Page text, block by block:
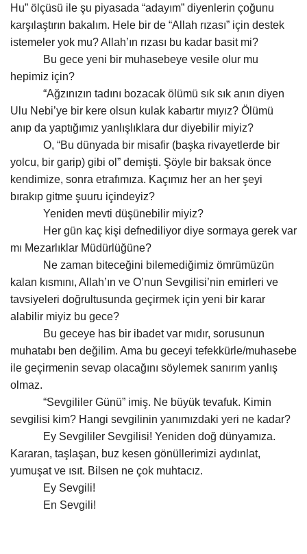
Hu” ölçüsü ile şu piyasada “adayım” diyenlerin çoğunu
karşılaştırın bakalım. Hele bir de “Allah rızası” için destek
istemeler yok mu? Allah’ın rızası bu kadar basit mi?
Bu gece yeni bir muhasebeye vesile olur mu
hepimiz için?
“Ağzınızın tadını bozacak ölümü sık sık anın diyen
Ulu Nebi’ye bir kere olsun kulak kabartır mıyız? Ölümü
anıp da yaptığımız yanlışlıklara dur diyebilir miyiz?
O, “Bu dünyada bir misafir (başka rivayetlerde bir
yolcu, bir garip) gibi ol” demişti. Şöyle bir baksak önce
kendimize, sonra etrafımıza. Kaçımız her an her şeyi
bırakıp gitme şuuru içindeyiz?
Yeniden mevti düşünebilir miyiz?
Her gün kaç kişi defnediliyor diye sormaya gerek var
mı Mezarlıklar Müdürlüğüne?
Ne zaman biteceğini bilemediğimiz ömrümüzün
kalan kısmını, Allah’ın ve O’nun Sevgilisi’nin emirleri ve
tavsiyeleri doğrultusunda geçirmek için yeni bir karar
alabilir miyiz bu gece?
Bu geceye has bir ibadet var mıdır, sorusunun
muhatabı ben değilim. Ama bu geceyi tefekkürle/muhasebe
ile geçirmenin sevap olacağını söylemek sanırım yanlış
olmaz.
“Sevgililer Günü” imiş. Ne büyük tevafuk. Kimin
sevgilisi kim? Hangi sevgilinin yanımızdaki yeri ne kadar?
Ey Sevgililer Sevgilisi! Yeniden doğ dünyamıza.
Kararan, taşlaşan, buz kesen gönüllerimizi aydınlat,
yumuşat ve ısıt. Bilsen ne çok muhtacız.
Ey Sevgili!
En Sevgili!